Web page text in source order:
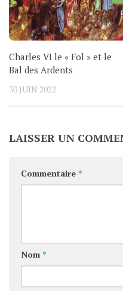
Charles VI le « Fol » et le
Bal des Ardents
30 JUIN 2022
LAISSER UN
Commentaire *
Nom *